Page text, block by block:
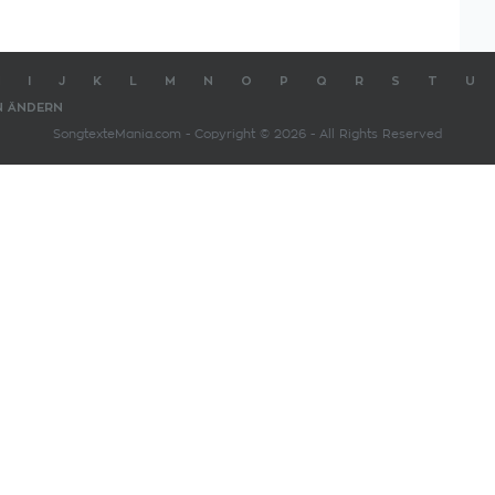
J K M N O P Q R S T U
ÄNDERN
SongtexteMania.com - Copyright © 2026 - All Rights Reserved